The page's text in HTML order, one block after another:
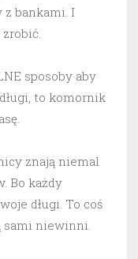
z bankami. I
sposoby aby
to komornik
znają niemal
Bo każdy
długi. To coś
sami niewinni.